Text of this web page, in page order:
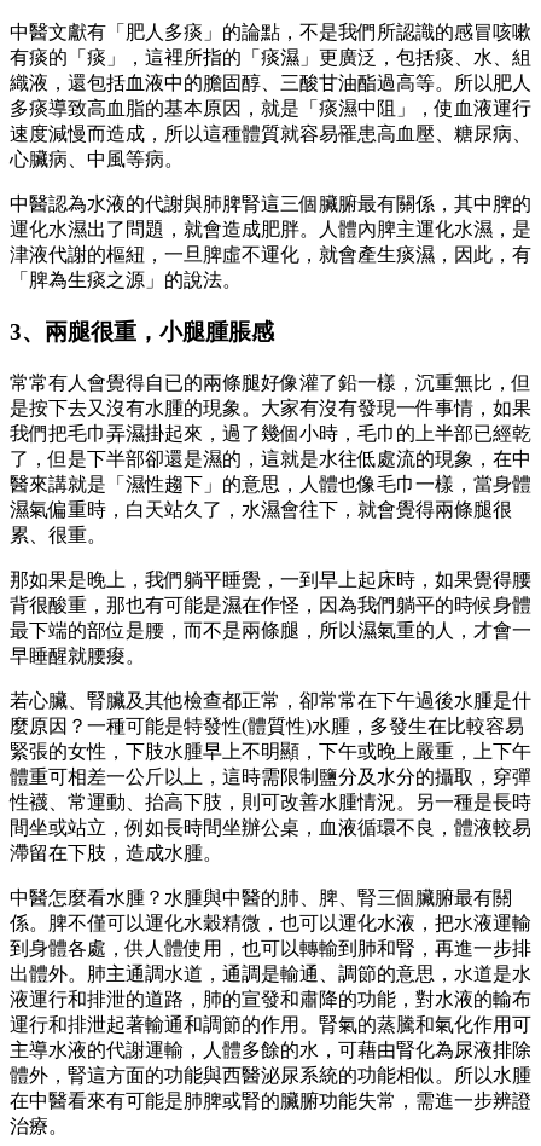
中醫文獻有「肥人多痰」的論點，不是我們所認識的感冒咳嗽
有痰的「痰」，這裡所指的「痰濕」更廣泛，包括痰、水、組
織液，還包括血液中的膽固醇、三酸甘油酯過高等。所以肥人
多痰導致高血脂的基本原因，就是「痰濕中阻」，使血液運行
速度減慢而造成，所以這種體質就容易罹患高血壓、糖尿病、
心臟病、中風等病。
中醫認為水液的代謝與肺脾腎這三個臟腑最有關係，其中脾的
運化水濕出了問題，就會造成肥胖。人體內脾主運化水濕，是
津液代謝的樞紐，一旦脾虛不運化，就會產生痰濕，因此，有
「脾為生痰之源」的說法。
3、兩腿很重，小腿腫脹感
常常有人會覺得自已的兩條腿好像灌了鉛一樣，沉重無比，但
是按下去又沒有水腫的現象。大家有沒有發現一件事情，如果
我們把毛巾弄濕掛起來，過了幾個小時，毛巾的上半部已經乾
了，但是下半部卻還是濕的，這就是水往低處流的現象，在中
醫來講就是「濕性趨下」的意思，人體也像毛巾一樣，當身體
濕氣偏重時，白天站久了，水濕會往下，就會覺得兩條腿很
累、很重。
那如果是晚上，我們躺平睡覺，一到早上起床時，如果覺得腰
背很酸重，那也有可能是濕在作怪，因為我們躺平的時候身體
最下端的部位是腰，而不是兩條腿，所以濕氣重的人，才會一
早睡醒就腰痠。
若心臟、腎臟及其他檢查都正常，卻常常在下午過後水腫是什
麼原因？一種可能是特發性(體質性)水腫，多發生在比較容易
緊張的女性，下肢水腫早上不明顯，下午或晚上嚴重，上下午
體重可相差一公斤以上，這時需限制鹽分及水分的攝取，穿彈
性襪、常運動、抬高下肢，則可改善水腫情況。另一種是長時
間坐或站立，例如長時間坐辦公桌，血液循環不良，體液較易
滯留在下肢，造成水腫。
中醫怎麼看水腫？水腫與中醫的肺、脾、腎三個臟腑最有關
係。脾不僅可以運化水穀精微，也可以運化水液，把水液運輸
到身體各處，供人體使用，也可以轉輸到肺和腎，再進一步排
出體外。肺主通調水道，通調是輸通、調節的意思，水道是水
液運行和排泄的道路，肺的宣發和肅降的功能，對水液的輸布
運行和排泄起著輸通和調節的作用。腎氣的蒸騰和氣化作用可
主導水液的代謝運輸，人體多餘的水，可藉由腎化為尿液排除
體外，腎這方面的功能與西醫泌尿系統的功能相似。所以水腫
在中醫看來有可能是肺脾或腎的臟腑功能失常，需進一步辨證
治療。